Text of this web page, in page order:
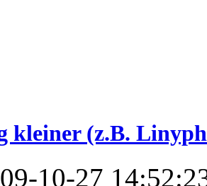
kleiner (z.B.
10-27